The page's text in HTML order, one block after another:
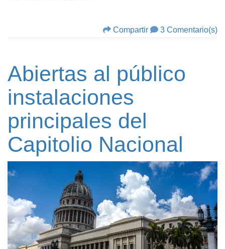
Compartir 3 Comentario(s)
Abiertas al público
instalaciones
principales del
Capitolio Nacional